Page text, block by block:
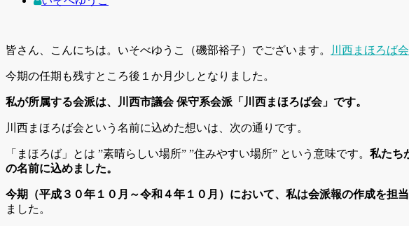
皆さん、こんにちは。いそべゆうこ（磯部裕子）でございます。 川西まほろば
今期の任期も残すところ後１か月少しとなりました。
私が所属する会派は、川西市議会 保守系会派「川西まほろば会」です。
川西まほろば会という名前に込めた想いは、次の通りです。
「まほろば」とは ”素晴らしい場所” ”住みやすい場所” という意味です。 私たち
の名前に込めました。
今期（平成３０年１０月～令和４年１０月）において、私は会派報の作成を担
ました。